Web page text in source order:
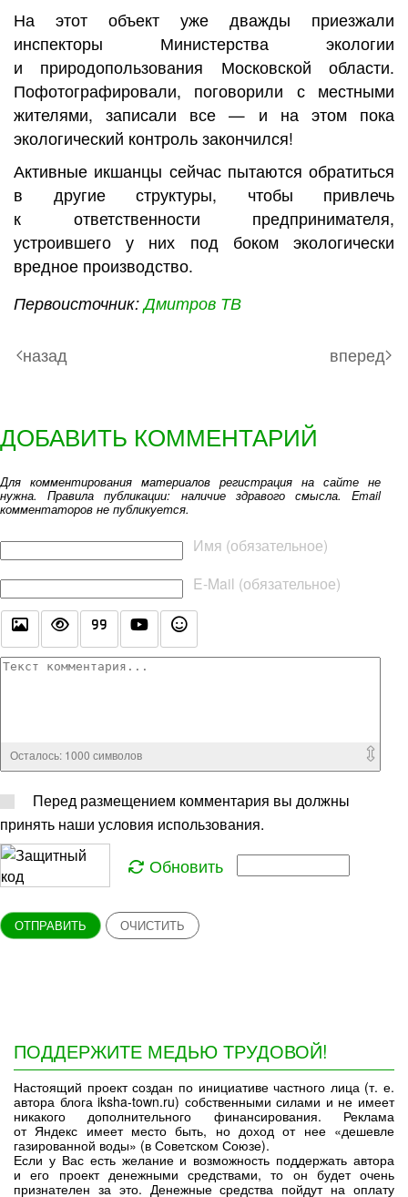
На этот объект уже дважды приезжали
инспекторы Министерства экологии
и природопользования Московской области.
Пофотографировали, поговорили с местными
жителями, записали все — и на этом пока
экологический контроль закончился!
Активные икшанцы сейчас пытаются обратиться
в другие структуры, чтобы привлечь
к ответственности предпринимателя,
устроившего у них под боком экологически
вредное производство.
Первоисточник:Дмитров ТВ
назад вперед
ДОБАВИТЬ КОММЕНТАРИЙ
Для комментирования материалов регистрация на сайте не
нужна. Правила публикации: наличие здравого смысла. Email
комментаторов не публикуется.
Имя (обязательное)
E-Mail (обязательное)
Текст комментария
Осталось: 1000 символов
Перед размещением комментария вы должны
принять наши условия использования.
Обновить
ОТПРАВИТЬ ОЧИСТИТЬ
ПОДДЕРЖИТЕ МЕДЬЮ ТРУДОВОЙ!
Настоящий проект создан по инициативе частного лица (т. е.
автора блога iksha-town.ru) собственными силами и не имеет
никакого дополнительного финансирования. Реклама
от Яндекс имеет место быть, но доход от нее «дешевле
газированной воды» (в Советском Союзе).
Если у Вас есть желание и возможность поддержать автора
и его проект денежными средствами, то он будет очень
признателен за это. Денежные средства пойдут на оплату